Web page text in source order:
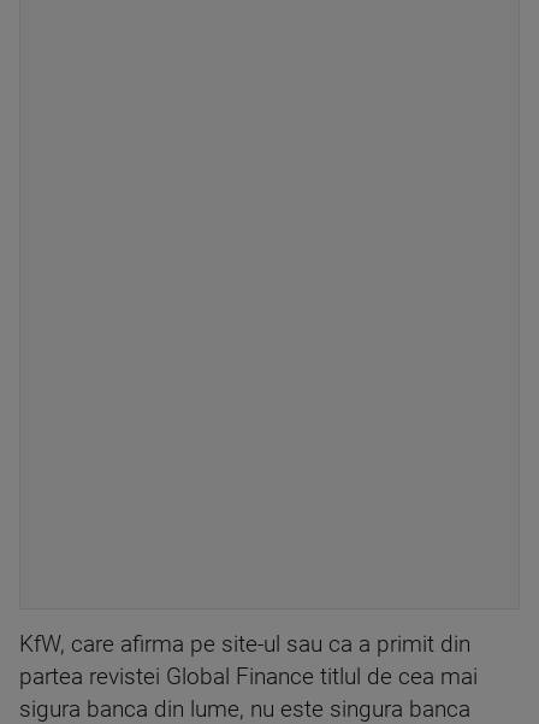
KfW, care afirma pe site-ul sau ca a primit din
partea revistei Global Finance titlul de cea mai
sigura banca din lume, nu este singura banca